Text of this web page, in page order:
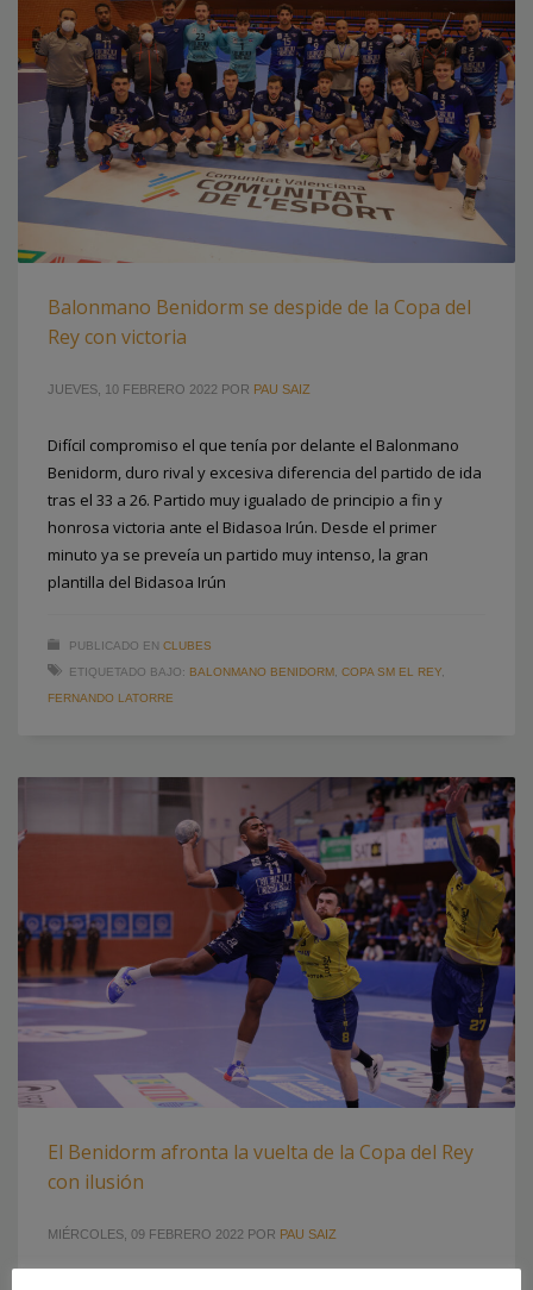
Balonmano Benidorm se despide de la Copa del
Rey con victoria
JUEVES, 10 FEBRERO 2022 POR PAU SAIZ
Difícil compromiso el que tenía por delante el Balonmano
Benidorm, duro rival y excesiva diferencia del partido de ida
tras el 33 a 26. Partido muy igualado de principio a fin y
honrosa victoria ante el Bidasoa Irún. Desde el primer
minuto ya se preveía un partido muy intenso, la gran
plantilla del Bidasoa Irún
PUBLICADO EN CLUBES
ETIQUETADO BAJO: BALONMANO BENIDORM COPA SM EL REY
FERNANDO LATORRE
El Benidorm afronta la vuelta de la Copa del Rey
con ilusión
MIÉRCOLES, 09 FEBRERO 2022 POR PAU SAIZ